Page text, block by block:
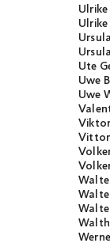
Ute
Uwe
Uwe